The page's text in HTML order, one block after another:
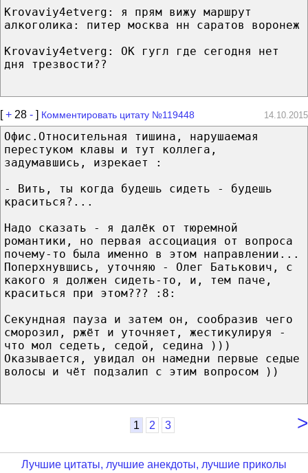
Krovaviy4etverg: я прям вижу маршрут
алкоголика: питер москва нн саратов воронеж
Krovaviy4etverg: ОК гугл где сегодня нет
дня трезвости??
[+ 28 - ] Комментировать цитату №119448 14.10.2015
Офис.Относительная тишина, нарушаемая
перестуком клавы и тут коллега,
задумавшись, изрекает :
- Вить, ты когда будешь сидеть - будешь
краситься?...
Надо сказать - я далёк от тюремной
романтики, но первая ассоциация от вопроса
почему-то была именно в этом направлении...
Поперхнувшись, уточняю - Олег Батькович, с
какого я должен сидеть-то, и, тем паче,
краситься при этом??? :8:
Секундная пауза и затем он, сообразив чего
сморозил, ржёт и уточняет, жестикулируя -
что мол седеть, седой, седина )))
Оказывается, увидал он намедни первые седые
волосы и чёт подзалип с этим вопросом ))
>
1 2 3
Лучшие цитаты, лучшие анекдоты, лучшие приколы